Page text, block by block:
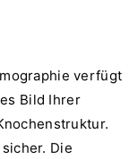
verfügt
Bild Ihrer
Die